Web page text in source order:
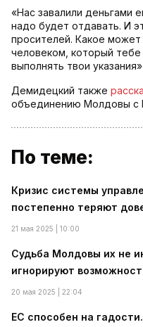
«Нас завалили деньгами
надо будет отдавать. И
просителей. Какое
человеком, который
выполнять твои
Демидецкий также
объединению Молдовы с
По теме:
Кризис системы
постепенно теряют
21 мая 2025 | 10:00
Судьба Молдовы их не
игнорируют
20 мая 2025 | 22:04
ЕС способен на